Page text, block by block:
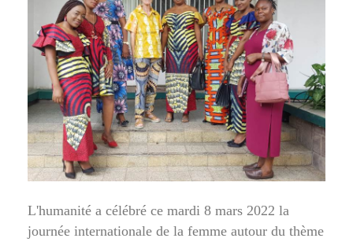
L'humanité a célébré ce mardi 8 mars 2022 la
journée internationale de la femme autour du thème